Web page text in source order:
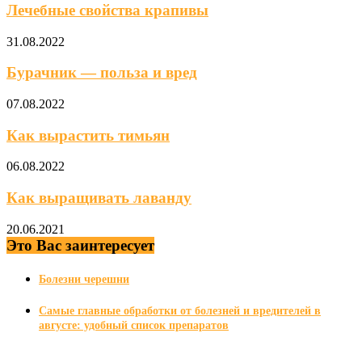
Лечебные свойства крапивы
31.08.2022
Бурачник — польза и вред
07.08.2022
Как вырастить тимьян
06.08.2022
Как выращивать лаванду
20.06.2021
Это Вас заинтересует
Болезни черешни
Самые главные обработки от болезней и вредителей в
августе: удобный список препаратов